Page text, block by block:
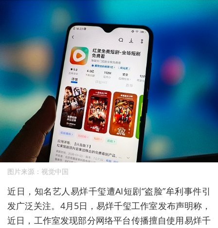
图片来源：视觉中国
近日，知名艺人易烊千玺遭AI短剧“盗脸”牟利事件引
发广泛关注。 4月5日，易烊千玺工作室发布声明称，
近日，工作室发现部分网络平台传播擅自使用易烊千